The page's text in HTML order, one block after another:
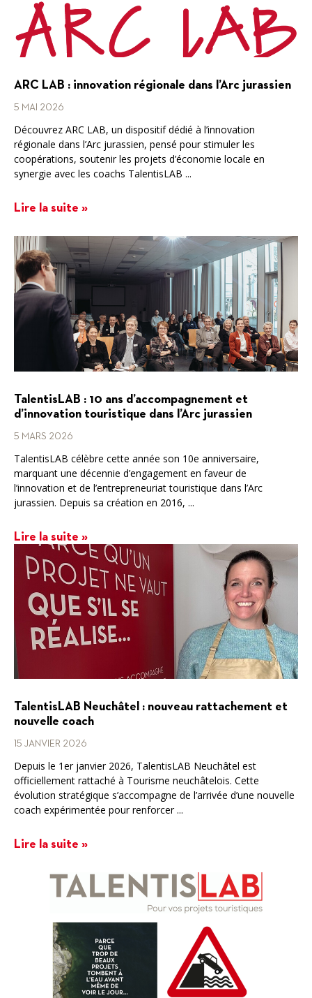
ARC LAB : innovation régionale dans l’Arc jurassien
5 MAI 2026
Découvrez ARC LAB, un dispositif dédié à l’innovation
régionale dans l’Arc jurassien, pensé pour stimuler les
coopérations, soutenir les projets d’économie locale en
synergie avec les coachs TalentisLAB ...
Lire la suite »
TalentisLAB : 10 ans d’accompagnement et
d’innovation touristique dans l’Arc jurassien
5 MARS 2026
TalentisLAB célèbre cette année son 10e anniversaire,
marquant une décennie d’engagement en faveur de
l’innovation et de l’entrepreneuriat touristique dans l’Arc
jurassien. Depuis sa création en 2016, ...
Lire la suite »
TalentisLAB Neuchâtel : nouveau rattachement et
nouvelle coach
15 JANVIER 2026
Depuis le 1er janvier 2026, TalentisLAB Neuchâtel est
officiellement rattaché à Tourisme neuchâtelois. Cette
évolution stratégique s’accompagne de l’arrivée d’une nouvelle
coach expérimentée pour renforcer ...
Lire la suite »